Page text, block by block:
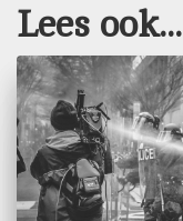
Lees ook...